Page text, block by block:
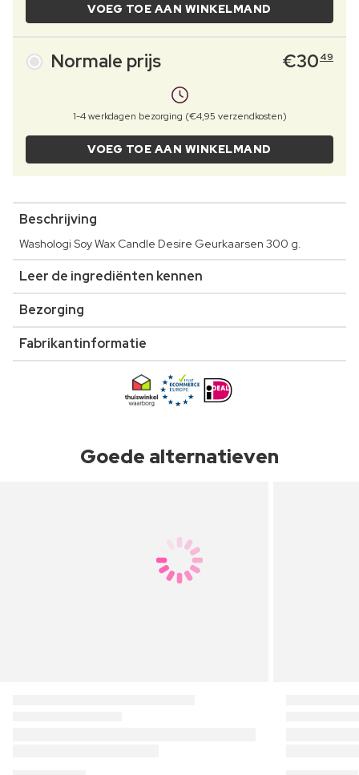
VOEG TOE AAN WINKELMAND
Normale prijs €30 49
1-4 werkdagen bezorging (€4,95 verzendkosten)
VOEG TOE AAN WINKELMAND
Beschrijving
Washologi Soy Wax Candle Desire Geurkaarsen 300 g.
Leer de ingrediënten kennen
Bezorging
Fabrikantinformatie
Goede alternatieven